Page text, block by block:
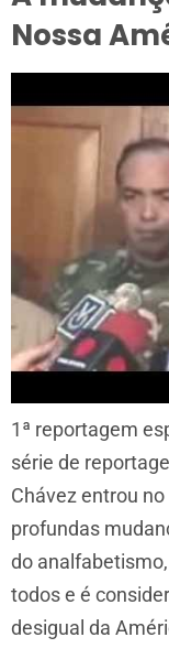
Nossa
1ª reportagem
série de
Chávez entrou
profundas
do
todos e é
desigual da